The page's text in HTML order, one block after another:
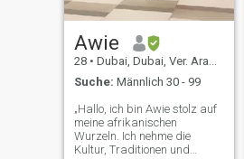
Awie
28 • Dubai, Dubai, Ver. Arab. Em.
Suche: Männlich 30 - 99
„Hallo, ich bin Awie stolz auf
meine afrikanischen
Wurzeln. Ich nehme die
Kultur, Traditionen und